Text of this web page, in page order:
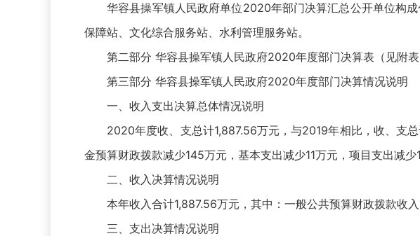
华容县操军镇人民政府单位2020年部门决算汇总公开单位构
保障站、文化综合服务站、水利管理服务站。
第二部分 华容县操军镇人民政府2020年度部门决算表（见附表
第三部分 华容县操军镇人民政府2020年度部门决算情况说明
一、收入支出决算总体情况说明
2020年度收、支总计1,887.56万元，与2019年相比，收、支
金预算财政拨款减少145万元，基本支出减少11万元，项目支出减少
二、收入决算情况说明
本年收入合计1,887.56万元，其中：一般公共预算财政拨款收
三、支出决算情况说明